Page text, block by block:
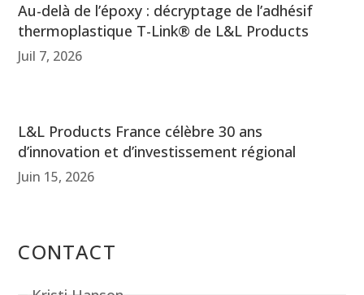
Au-delà de l’époxy : décryptage de l’adhésif
thermoplastique T-Link® de L&L Products
Juil 7, 2026
L&L Products France célèbre 30 ans
d’innovation et d’investissement régional
Juin 15, 2026
CONTACT